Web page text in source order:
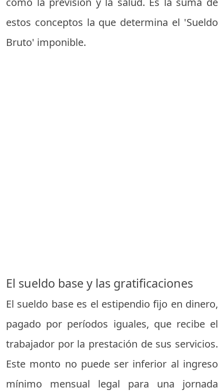
estos conceptos la que determina el 'Sueldo
Bruto' imponible.
El sueldo base y las gratificaciones
El sueldo base es el estipendio fijo en dinero,
pagado por períodos iguales, que recibe el
trabajador por la prestación de sus servicios.
Este monto no puede ser inferior al ingreso
mínimo mensual legal para una jornada